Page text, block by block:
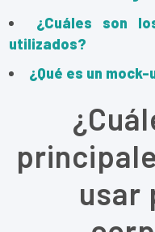
¿Cuáles son
utilizados?
¿Qué es un
usar